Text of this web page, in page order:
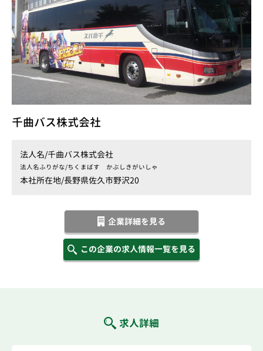
千曲バス株式会社
法人名/千曲バス株式会社
法人名ふりがな/ちくまばす かぶしきがいしゃ
本社所在地/長野県佐久市野沢20
企業詳細を見る
この企業の求人情報一覧を見る
求人詳細